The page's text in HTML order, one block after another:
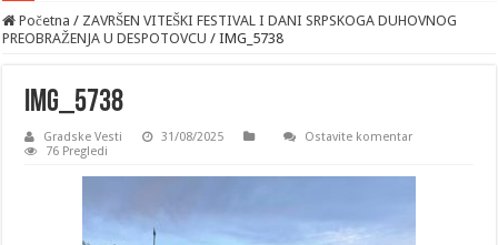
Početna / ZAVRŠEN VITEŠKI FESTIVAL I DANI SRPSKOGA DUHOVNOG
PREOBRAŽENJA U DESPOTOVCU / IMG_5738
IMG_5738
Gradske Vesti 31/08/2025
Ostavite komentar
76 Pregledi